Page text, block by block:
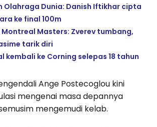
Olahraga Dunia: Danish Iftikhar cipta
ke final 100m
Montreal Masters: Zverev tumbang,
tarik diri
kembali ke Corning selepas 18 tahun
Ange Postecoglou kini
mengenai masa depannya
mengemudi kelab.